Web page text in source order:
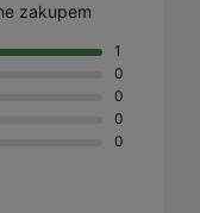
zakupem
1
0
0
0
0